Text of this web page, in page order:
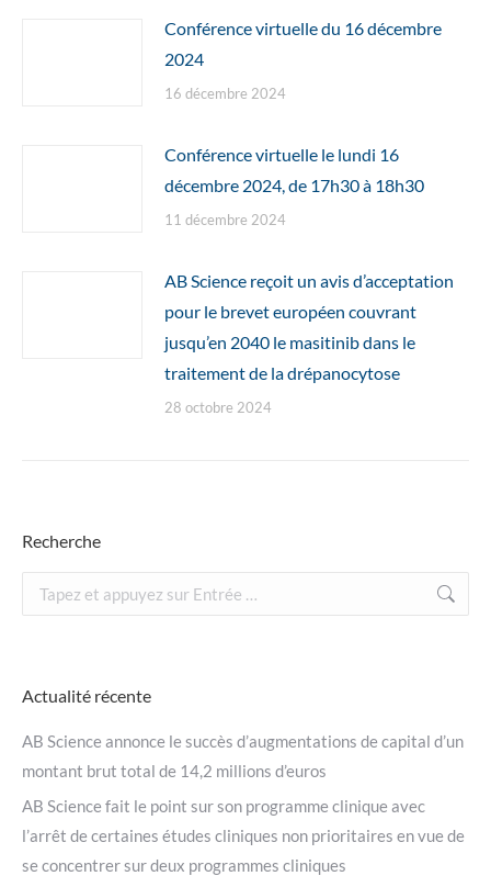
Conférence virtuelle du 16 décembre
2024
16 décembre 2024
Conférence virtuelle le lundi 16
décembre 2024, de 17h30 à 18h30
11 décembre 2024
AB Science reçoit un avis d’acceptation
pour le brevet européen couvrant
jusqu’en 2040 le masitinib dans le
traitement de la drépanocytose
28 octobre 2024
Recherche
Recherche
:
Actualité récente
AB Science annonce le succès d’augmentations de capital d’un
montant brut total de 14,2 millions d’euros
AB Science fait le point sur son programme clinique avec
l’arrêt de certaines études cliniques non prioritaires en vue de
se concentrer sur deux programmes cliniques